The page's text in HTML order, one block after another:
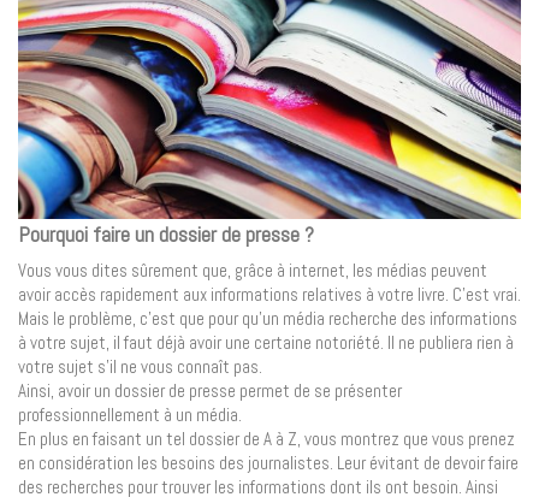
Pourquoi faire un dossier de presse ?
Vous vous dites sûrement que, grâce à internet, les médias peuvent
avoir accès rapidement aux informations relatives à votre livre. C’est vrai.
Mais le problème, c’est que pour qu’un média recherche des informations
à votre sujet, il faut déjà avoir une certaine notoriété. Il ne publiera rien à
votre sujet s’il ne vous connaît pas.
Ainsi, avoir un dossier de presse permet de se présenter
professionnellement à un média.
En plus en faisant un tel dossier de A à Z, vous montrez que vous prenez
en considération les besoins des journalistes. Leur évitant de devoir faire
des recherches pour trouver les informations dont ils ont besoin. Ainsi